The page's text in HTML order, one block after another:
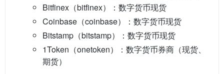
Bitfinex（bitfinex）：数字货币现货
Coinbase（coinbase）：数字货币现货
Bitstamp（bitstamp）：数字货币现货
1Token（onetoken）：数字货币券商（现货、
期货）